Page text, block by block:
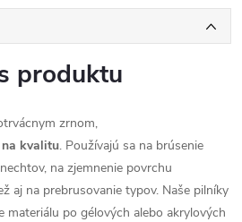
produktu
zrnom,
kvalitu. Používajú sa na brúsenie
na zjemnenie povrchu
aj na prebrusovanie typov. Naše pilníky
materiálu po gélových alebo akrylových